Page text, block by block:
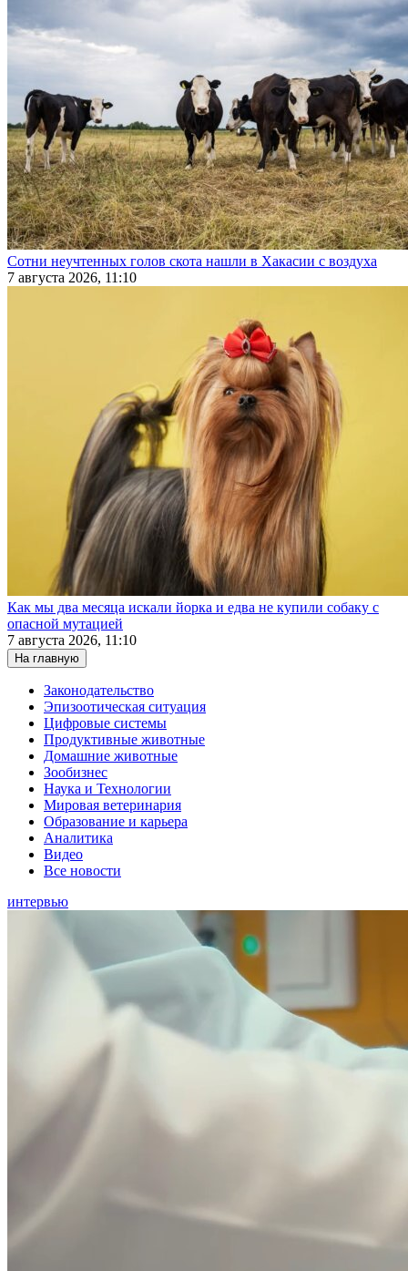
Сотни неучтенных голов скота нашли в Хакасии с воздуха
7 августа 2026, 11:10
Как мы два месяца искали йорка и едва не купили собаку с
опасной мутацией
7 августа 2026, 11:10
На главную
Законодательство
Эпизоотическая ситуация
Цифровые системы
Продуктивные животные
Домашние животные
Зообизнес
Наука и Технологии
Мировая ветеринария
Образование и карьера
Аналитика
Видео
Все новости
интервью